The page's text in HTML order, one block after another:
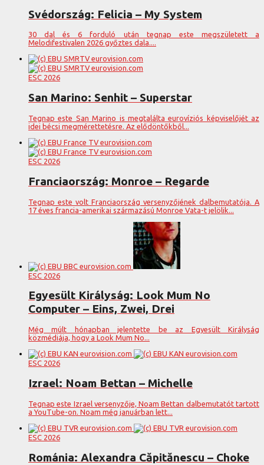
Svédország: Felicia – My System
30 dal és 6 forduló után tegnap este megszületett a
Melodifestivalen 2026 győztes dala....
ESC 2026
San Marino: Senhit – Superstar
Tegnap este San Marino is megtalálta eurovíziós képviselőjét az
idei bécsi megmérettetésre. Az elődöntőkből...
ESC 2026
Franciaország: Monroe – Regarde
Tegnap este volt Franciaország versenyzőjének dalbemutatója. A
17 éves francia-amerikai származású Monroe Vata-t jelölik...
ESC 2026
Egyesült Királyság: Look Mum No
Computer – Eins, Zwei, Drei
Még múlt hónapban jelentette be az Egyesült Királyság
közmédiája, hogy a Look Mum No...
ESC 2026
Izrael: Noam Bettan – Michelle
Tegnap este Izrael versenyzője, Noam Bettan dalbemutatót tartott
a YouTube-on. Noam még januárban lett...
ESC 2026
Románia: Alexandra Căpitănescu – Choke